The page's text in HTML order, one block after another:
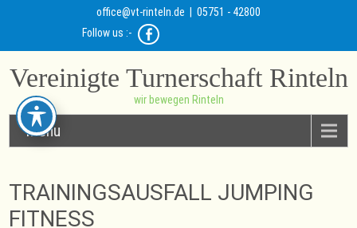
office@vt-rinteln.de | 05751 - 42800
Follow us :-
Vereinigte Turnerschaft Rinteln
wir bewegen Rinteln
Menu
TRAININGSAUSFALL JUMPING
FITNESS